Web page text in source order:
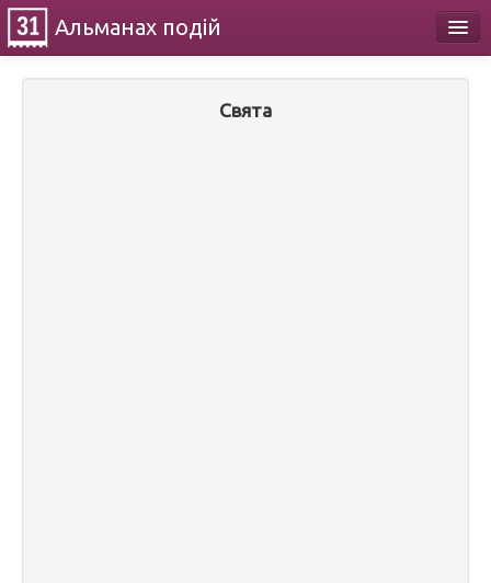
Альманах подій
Свята